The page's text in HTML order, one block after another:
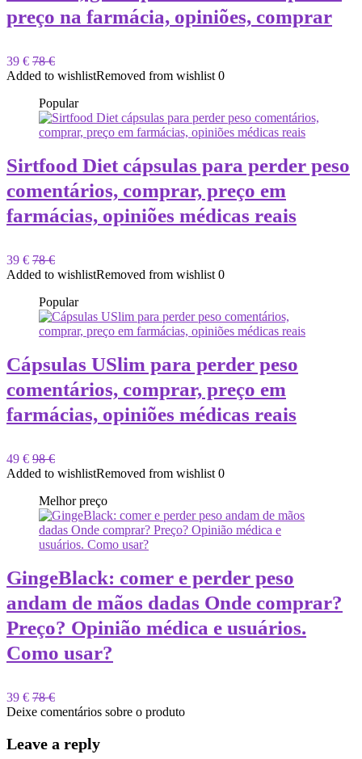
preço na farmácia, opiniões, comprar
39 € 78 €
Added to wishlistRemoved from wishlist 0
Popular
Sirtfood Diet cápsulas para perder peso
comentários, comprar, preço em
farmácias, opiniões médicas reais
39 € 78 €
Added to wishlistRemoved from wishlist 0
Popular
Cápsulas USlim para perder peso
comentários, comprar, preço em
farmácias, opiniões médicas reais
49 € 98 €
Added to wishlistRemoved from wishlist 0
Melhor preço
GingeBlack: comer e perder peso
andam de mãos dadas Onde comprar?
Preço? Opinião médica e usuários.
Como usar?
39 € 78 €
Deixe comentários sobre o produto
Leave a reply